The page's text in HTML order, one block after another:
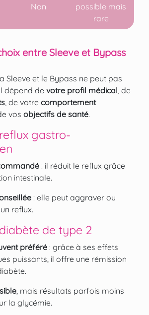
Non
possible mais
rare
entre Sleeve et Bypass
Sleeve et le Bypass ne peut pas
dépend de votre profil médical , de
, de votre comportement
vos objectifs de santé.
gastro-
: il réduit le reflux grâce
intestinale.
: elle peut aggraver ou
reflux.
de type 2
préféré: grâce à ses effets
puissants, il offre une rémission
, mais résultats parfois moins
la glycémie.